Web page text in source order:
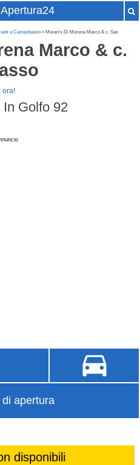
a Campobasso » Moren's Di Morena Marco & c. Sas
Marco & c.
ora!
Golfo 92
apertura
disponibili